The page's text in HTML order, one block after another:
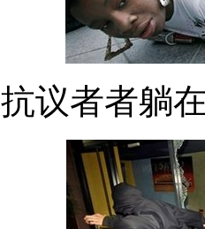
抗议者者躺